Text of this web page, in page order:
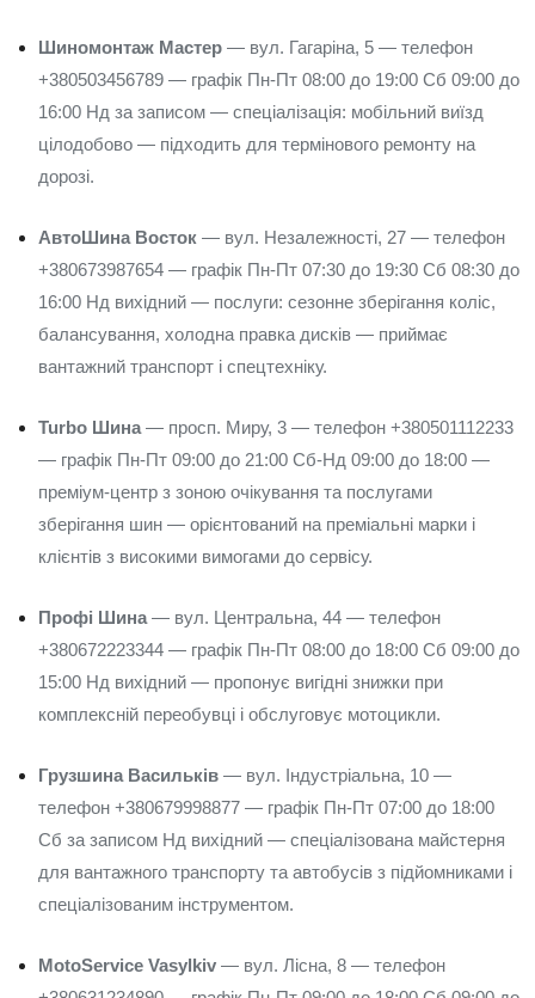
Шиномонтаж Мастер — вул. Гагаріна, 5 — телефон
+380503456789 — графік Пн-Пт 08:00 до 19:00 Сб 09:00 до
16:00 Нд за записом — спеціалізація: мобільний виїзд
цілодобово — підходить для термінового ремонту на
дорозі.
АвтоШина Восток — вул. Незалежності, 27 — телефон
+380673987654 — графік Пн-Пт 07:30 до 19:30 Сб 08:30 до
16:00 Нд вихідний — послуги: сезонне зберігання коліс,
балансування, холодна правка дисків — приймає
вантажний транспорт і спецтехніку.
Turbo Шина — просп. Миру, 3 — телефон +380501112233
— графік Пн-Пт 09:00 до 21:00 Сб-Нд 09:00 до 18:00 —
преміум-центр з зоною очікування та послугами
зберігання шин — орієнтований на преміальні марки і
клієнтів з високими вимогами до сервісу.
Профі Шина — вул. Центральна, 44 — телефон
+380672223344 — графік Пн-Пт 08:00 до 18:00 Сб 09:00 до
15:00 Нд вихідний — пропонує вигідні знижки при
комплексній переобувці і обслуговує мотоцикли.
Грузшина Васильків — вул. Індустріальна, 10 —
телефон +380679998877 — графік Пн-Пт 07:00 до 18:00
Сб за записом Нд вихідний — спеціалізована майстерня
для вантажного транспорту та автобусів з підйомниками і
спеціалізованим інструментом.
MotoService Vasylkiv — вул. Лісна, 8 — телефон